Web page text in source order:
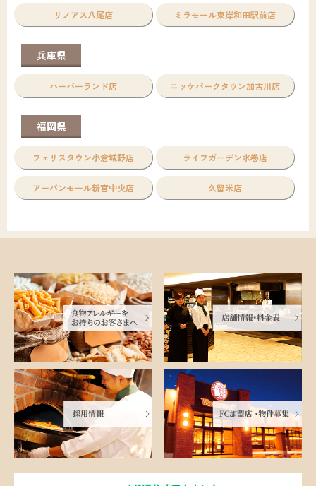
リノアス八尾店 ミラモール東岸和田駅前店
兵庫県
ハーバーランド店 ニッケパークタウン加古川店
福岡県
フェリスタウン小倉城野店 ライフガーデン水巻店
アーバンモール新宮中央店 久留米店